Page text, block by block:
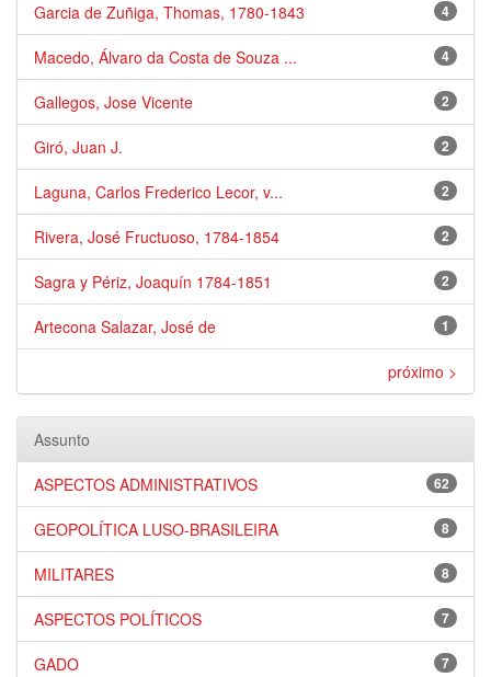
4
Garcia de Zuñiga, Thomas, 1780-1843
4
Macedo, Álvaro da Costa de Souza ...
2
Gallegos, Jose Vicente
2
Giró, Juan J.
2
Laguna, Carlos Frederico Lecor, v...
2
Rivera, José Fructuoso, 1784-1854
2
Sagra y Périz, Joaquín 1784-1851
1
Artecona Salazar, José de
próximo >
Assunto
62
ASPECTOS ADMINISTRATIVOS
8
GEOPOLÍTICA LUSO-BRASILEIRA
8
MILITARES
7
ASPECTOS POLÍTICOS
7
GADO